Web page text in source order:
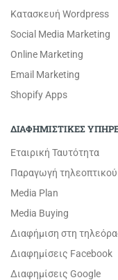
Κατασκευή Wordpress
Social Media Marketing
Online Marketing
Email Marketing
Shopify Apps
ΔΙΑΦΗΜΙΣΤΙΚΕΣ
Εταιρική Ταυτότητα
Παραγωγή τηλεοπτικού
Media Plan
Media Buying
Διαφήμιση στη
Διαφημίσεις Facebook
Διαφημίσεις Google